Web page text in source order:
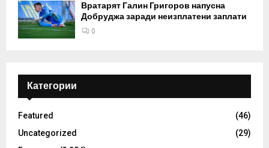
Вратарят Галин Григоров напусна
Добруджа заради неизплатени заплати
0
Категории
Featured
(46)
Uncategorized
(29)